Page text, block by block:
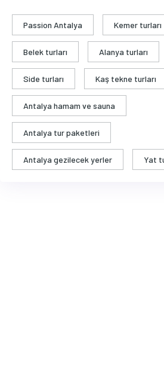
Passion Antalya Kemer turları
Belek turları Alanya turları
Side turları Kaş tekne turları
Antalya hamam ve sauna
Antalya tur paketleri
Antalya gezilecek yerler Yat